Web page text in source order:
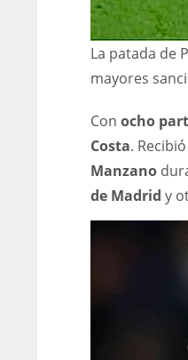
La patada de
mayores
Con ocho
Costa. Recibió
Manzano
de Madrid y